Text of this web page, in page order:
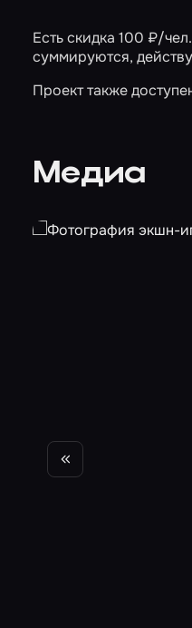
Есть скидка 100 ₽/
суммируются,
Проект также
Медиа